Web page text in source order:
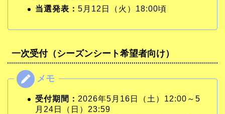
当選発表： 5月12日（火）18:00頃
一次受付（シーズンシート希望者向け）
受付期間： 2026年5月16日（土）12:00～5
月24日（日）23:59